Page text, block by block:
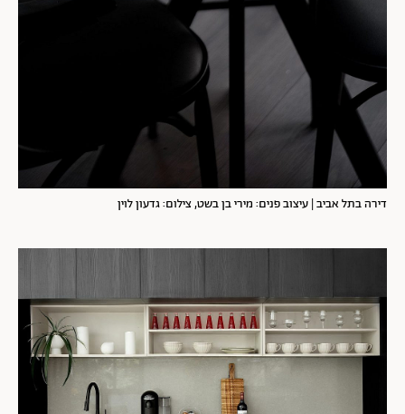
דירה בתל אביב | עיצוב פנים: מירי בן בשט, צילום: גדעון לוין